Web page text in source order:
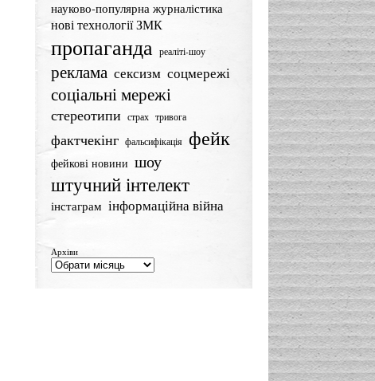
науково-популярна журналістика
нові технології ЗМК
пропаганда реаліті-шоу
реклама сексизм соцмережі
соціальні мережі
стереотипи страх тривога
фактчекінг фальсифікація фейк
фейкові новини шоу
штучний інтелект
інстаграм інформаційна війна
Архіви